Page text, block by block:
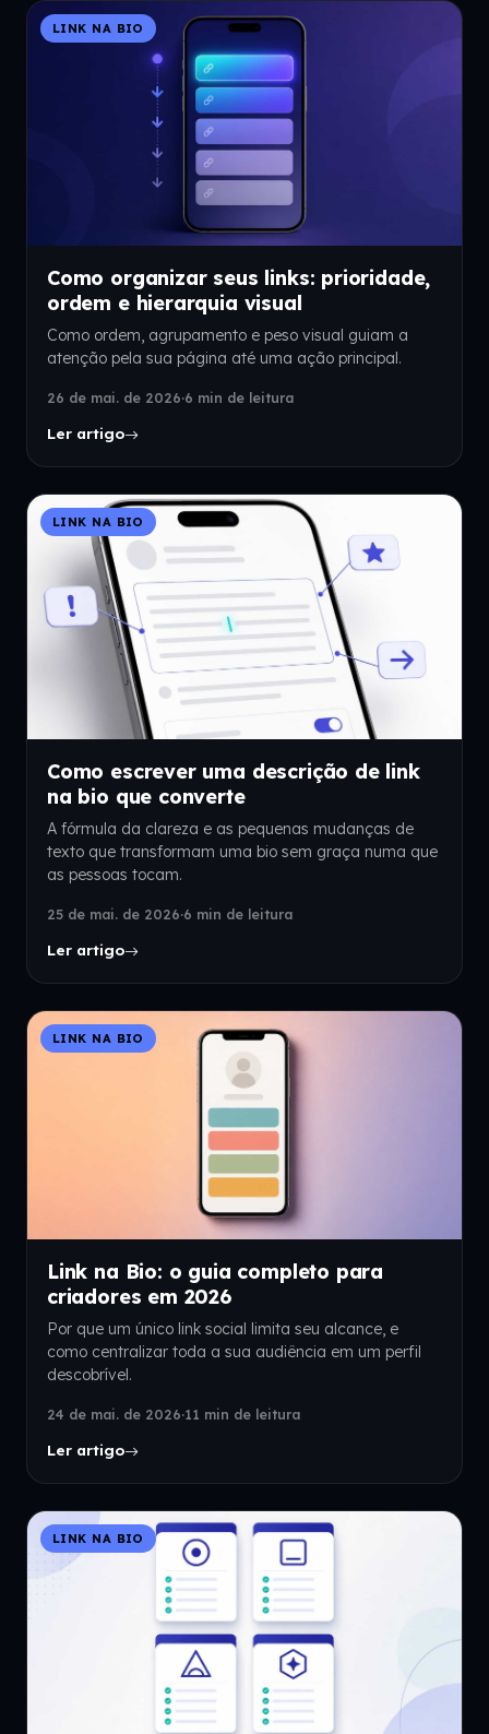
LINK NA BIO
Como organizar seus links: prioridade,
ordem e hierarquia visual
Como ordem, agrupamento e peso visual guiam a
atenção pela sua página até uma ação principal.
26 de mai. de 2026·6 min de leitura
Ler artigo
LINK NA BIO
Como escrever uma descrição de link
na bio que converte
A fórmula da clareza e as pequenas mudanças de
texto que transformam uma bio sem graça numa que
as pessoas tocam.
25 de mai. de 2026·6 min de leitura
Ler artigo
LINK NA BIO
Link na Bio: o guia completo para
criadores em 2026
Por que um único link social limita seu alcance, e
como centralizar toda a sua audiência em um perfil
descobrível.
24 de mai. de 2026·11 min de leitura
Ler artigo
LINK NA BIO